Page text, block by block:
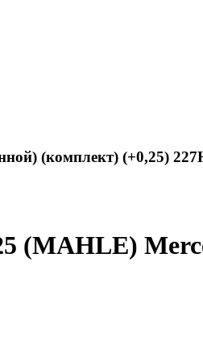
(комплект) (+0,25)
(MAHLE)